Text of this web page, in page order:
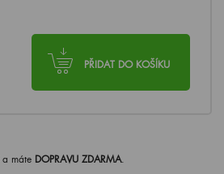
PŘIDAT DO KOŠÍKU
a máte DOPRAVU ZDARMA.